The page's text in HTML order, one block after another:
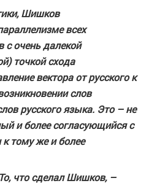
Шишков
всех
с очень далекой
точкой схода
вектора от русского к
слов
русского языка. Это – не
и более согласующийся с
тому же и более
что сделал Шишков, –